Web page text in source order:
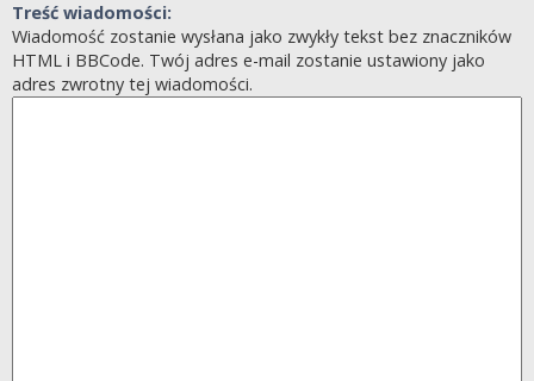
Treść wiadomości:
Wiadomość zostanie wysłana jako zwykły tekst bez znaczników
HTML i BBCode. Twój adres e-mail zostanie ustawiony jako
adres zwrotny tej wiadomości.